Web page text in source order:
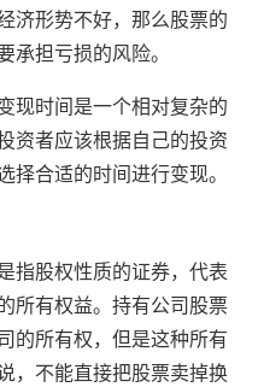
济形势不好，那么股票的
承担亏损的风险。
现时间是一个相对复杂的
资者应该根据自己的投资
合适的时间进行变现。
指股权性质的证券，代表
所有权益。持有公司股票
的所有权，但是这种所有
，不能直接把股票卖掉换